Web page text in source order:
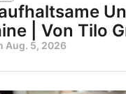
| Von Tilo
Aug. 5, 2026